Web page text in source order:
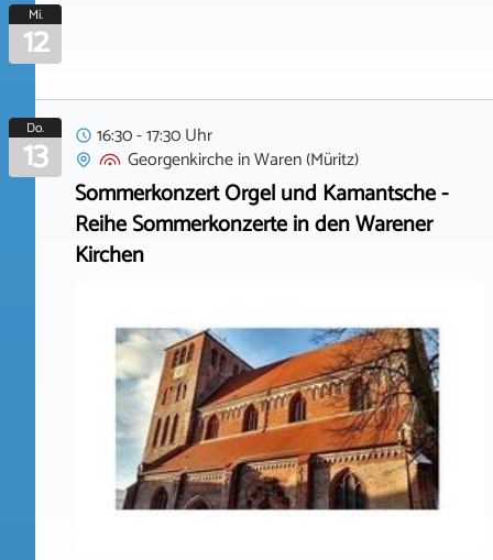
Mi.
12
Do.
13
16:30 - 17:30 Uhr
GeorgenkircheinWaren (Müritz)
Sommerkonzert Orgel und Kamantsche -
Reihe Sommerkonzerte in den Warener
Kirchen